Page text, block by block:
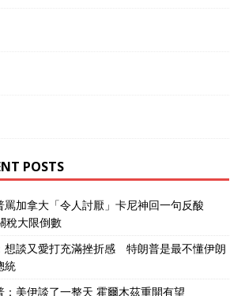
POSTS
罵加拿大「令人討厭」卡尼神回一句反酸
稅大限倒數
想談又愛打充滿挫折感 特朗普是最不懂伊朗
統
：美伊談了一整天 霍爾木茲重開有望